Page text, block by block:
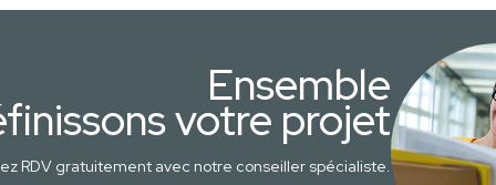
Ensemble
votre projet
RDV gratuitement avec notre conseiller spécialiste.